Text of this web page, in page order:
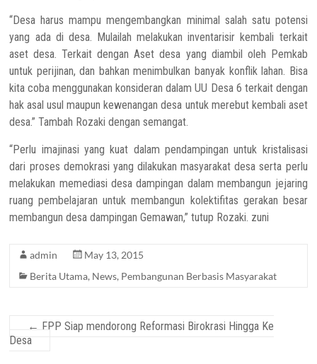
“Desa harus mampu mengembangkan minimal salah satu potensi
yang ada di desa. Mulailah melakukan inventarisir kembali terkait
aset desa. Terkait dengan Aset desa yang diambil oleh Pemkab
untuk perijinan, dan bahkan menimbulkan banyak konflik lahan. Bisa
kita coba menggunakan konsideran dalam UU Desa 6 terkait dengan
hak asal usul maupun kewenangan desa untuk merebut kembali aset
desa.” Tambah Rozaki dengan semangat.
“Perlu imajinasi yang kuat dalam pendampingan untuk kristalisasi
dari proses demokrasi yang dilakukan masyarakat desa serta perlu
melakukan memediasi desa dampingan dalam membangun jejaring
ruang pembelajaran untuk membangun kolektifitas gerakan besar
membangun desa dampingan Gemawan,” tutup Rozaki. zuni
admin
May 13, 2015
Berita Utama, News, Pembangunan Berbasis Masyarakat
← FPP Siap mendorong Reformasi Birokrasi Hingga Ke
Desa